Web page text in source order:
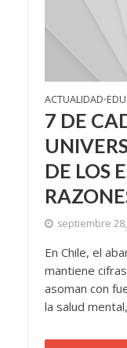
ACTUALIDAD•
7 DE
DE LOS
septiembre
En Chile, el
mantiene
asoman con
la salud